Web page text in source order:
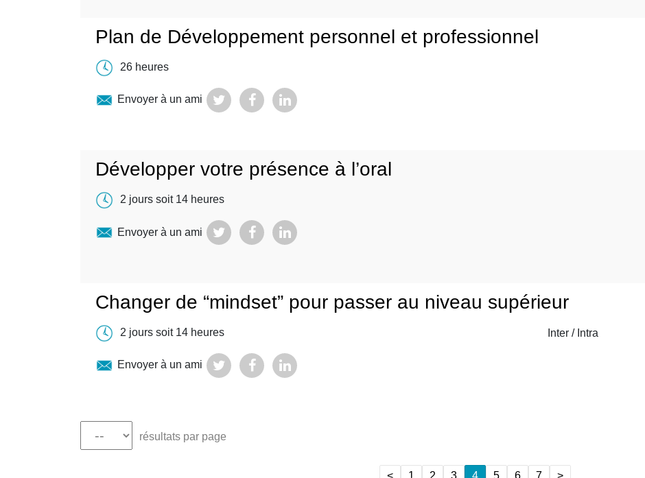
Plan de Développement personnel et professionnel
26 heures
Envoyer à un ami
Développer votre présence à l’oral
2 jours soit 14 heures
Envoyer à un ami
Changer de “mindset” pour passer au niveau supérieur
2 jours soit 14 heures Inter / Intra
Envoyer à un ami
résultats par page
< 1 2 3 4 5 6 7 >